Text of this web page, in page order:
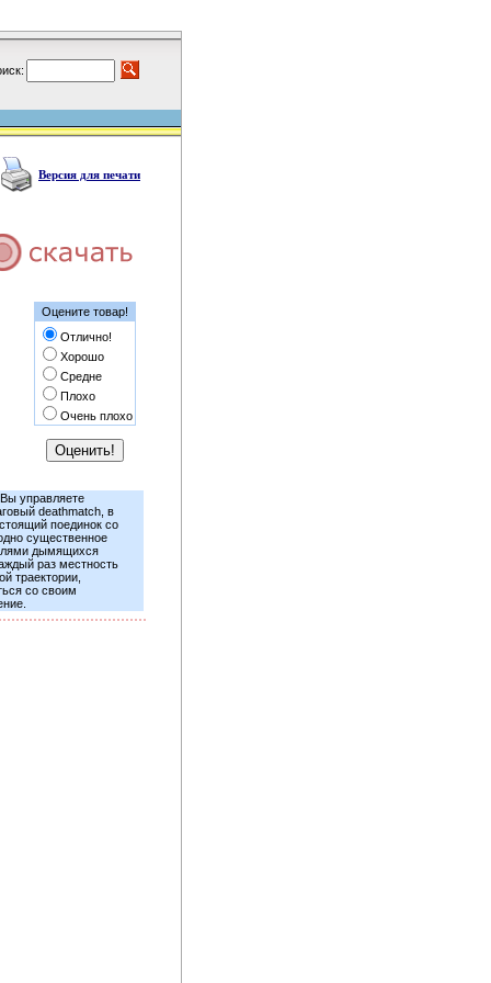
Версия для печати
Оцените товар!
Отлично!
Хорошо
Средне
Плохо
Очень плохо
управляете
deathmatch, в
поединок со
существенное
дымящихся
раз местность
траектории,
со своим